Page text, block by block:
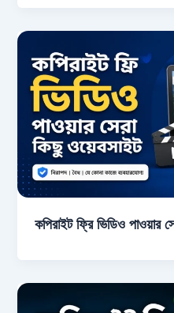
কপিরাইট ফ্রি ভিডিও পাওয়ার